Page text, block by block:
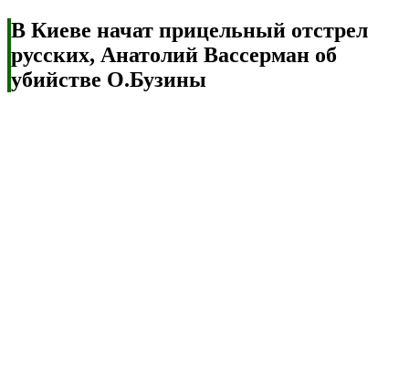
В Киеве начат прицельный отстрел
русских, Анатолий Вассерман об
убийстве О.Бузины